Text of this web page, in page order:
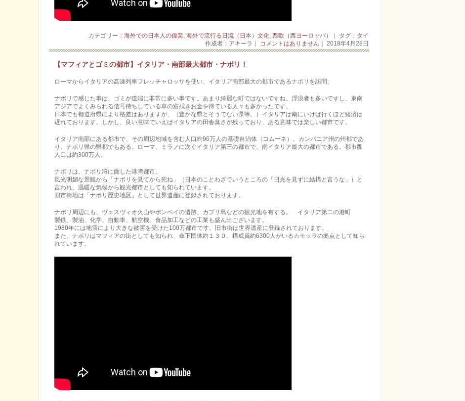
カテゴリー： 海外での日本人の偉業, 海外で流行る日流（日本）文化, 西欧（西ヨーロッパ） ｜ タグ： タイ
作成者：アキーラ｜ コメントはありません ｜ 2018年4月28日
【マフィアとゴミの都市】イタリア・南部最大都市・ナポリ！
ローマからイタリアの高速列車フレッチャロッサを使い、イタリア南部最大の都市であるナポリを訪問。
ナポリで感じた事は、ゴミが道端に非常に多い事です。あまり綺麗な町ではないですね。浮浪者も多いですし、東南
アジアでよくみられる信号待ちしている車の窓拭きお金を得ている人々も多かったです。
日本でも都道府県により格差はありますが、（豊かな県とそうでない県等。）イタリアは南にいけば行くほど経済は
遅れております。しかし、良い意味でいえばイタリアの田舎臭さが残っており、ある意味では楽しい都市です。
イタリア南部にある都市で、その周辺地域を含む人口約96万人の基礎自治体（コムーネ）。カンパニア州の州都であ
り、ナポリ県の県都でもある。ローマ、ミラノに次ぐイタリア第三の都市で、南イタリア最大の都市である。都市圏
人口は約300万人。
ナポリは、ナポリ湾に面した港湾都市。
風光明媚な景観から「ナポリを見てから死ね」（日本のことわざでいうところの「日光を見ずに結構と言うな」）と
言われ、温暖な気候から観光都市としても知られています。
旧市街地は「ナポリ歴史地区」として世界遺産に登録されております。
ナポリ周辺にも、ヴェスヴィオ火山やポンペイの遺跡、カプリ島などの観光地を有する。 イタリア第二の港町
製鉄、製油、化学、自動車、航空機、食品加工などの工業も盛ん出ございます。
1980年には地震により大きな被害を受けた100万都市です。旧市街は世界遺産に登録されております。
また、ナポリはマフィアの街としても知られ、傘下団体約１３０、構成員約6300人がいるカモッラの拠点として知ら
れています。